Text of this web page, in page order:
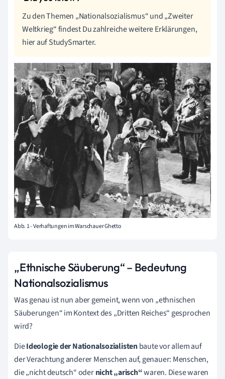
Zu den Themen „Nationalsozialismus“ und „Zweiter
Weltkrieg“ findest Du zahlreiche weitere Erklärungen,
hier auf StudySmarter.
Abb. 1 - Verhaftungen im Warschauer Ghetto
„Ethnische Säuberung“ – Bedeutung
Nationalsozialismus
Was genau ist nun aber gemeint, wenn von „ethnischen
Säuberungen“ im Kontext des „Dritten Reiches“ gesprochen
wird?
DieIdeologie der Nationalsozialistenbaute vor allem auf
der Verachtung anderer Menschen auf, genauer: Menschen,
die „nicht deutsch“ odernicht „arisch“waren. Diese waren